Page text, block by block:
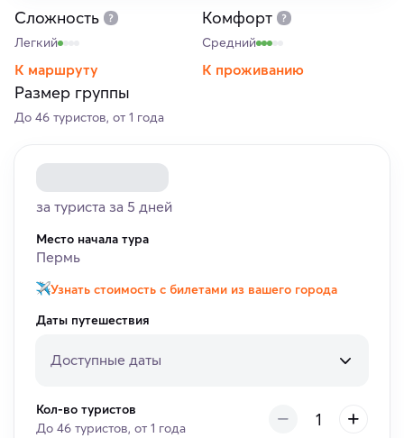
Сложность
Легкий
К маршруту
Комфорт
Средний
К проживанию
Размер группы
До 46 туристов, от 1 года
за туриста за 5 дней
Место начала тура
Пермь
Узнать стоимость с билетами из вашего города
Даты путешествия
Доступные даты
Кол-во туристов
До 46 туристов, от 1 года